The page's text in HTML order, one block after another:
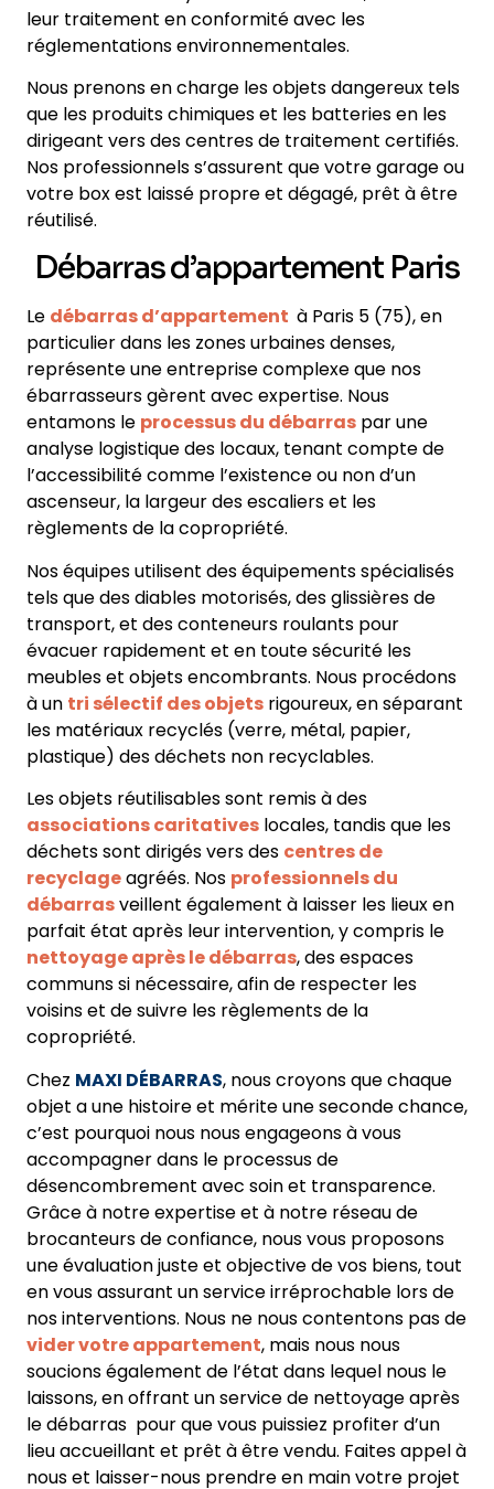
leur traitement en conformité avec les
réglementations environnementales.
Nous prenons en charge les objets dangereux tels
que les produits chimiques et les batteries en les
dirigeant vers des centres de traitement certifiés.
Nos professionnels s’assurent que votre garage ou
votre box est laissé propre et dégagé, prêt à être
réutilisé.
Débarras d’appartement Paris
Le débarras d’appartement à Paris 5 (75), en
particulier dans les zones urbaines denses,
représente une entreprise complexe que nos
ébarrasseurs gèrent avec expertise. Nous
entamons le processus du débarras par une
analyse logistique des locaux, tenant compte de
l’accessibilité comme l’existence ou non d’un
ascenseur, la largeur des escaliers et les
règlements de la copropriété.
Nos équipes utilisent des équipements spécialisés
tels que des diables motorisés, des glissières de
transport, et des conteneurs roulants pour
évacuer rapidement et en toute sécurité les
meubles et objets encombrants. Nous procédons
à un tri sélectif des objets rigoureux, en séparant
les matériaux recyclés (verre, métal, papier,
plastique) des déchets non recyclables.
Les objets réutilisables sont remis à des
associations caritatives locales, tandis que les
déchets sont dirigés vers des centres de
recyclageagréés. Nos professionnels du
débarrasveillent également à laisser les lieux en
parfait état après leur intervention, y compris le
nettoyage après le débarras, des espaces
communs si nécessaire, afin de respecter les
voisins et de suivre les règlements de la
copropriété.
Chez MAXI DÉBARRAS, nous croyons que chaque
objet a une histoire et mérite une seconde chance,
c’est pourquoi nous nous engageons à vous
accompagner dans le processus de
désencombrement avec soin et transparence.
Grâce à notre expertise et à notre réseau de
brocanteurs de confiance, nous vous proposons
une évaluation juste et objective de vos biens, tout
en vous assurant un service irréprochable lors de
nos interventions. Nous ne nous contentons pas de
vider votre appartement, mais nous nous
soucions également de l’état dans lequel nous le
laissons, en offrant un service de nettoyage après
le débarras pour que vous puissiez profiter d’un
lieu accueillant et prêt à être vendu. Faites appel à
nous et laisser-nous prendre en main votre projet